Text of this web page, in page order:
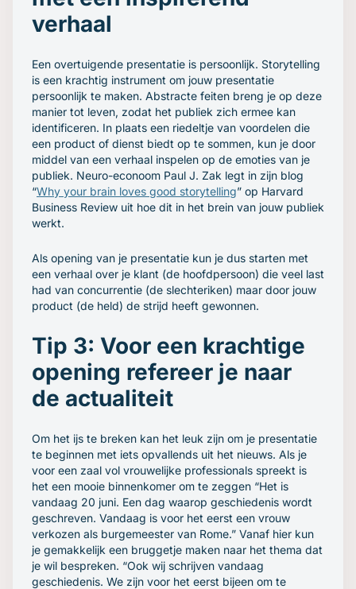
verhaal
Een overtuigende presentatie is persoonlijk. Storytelling
is een krachtig instrument om jouw presentatie
persoonlijk te maken. Abstracte feiten breng je op deze
manier tot leven, zodat het publiek zich ermee kan
identificeren. In plaats een riedeltje van voordelen die
een product of dienst biedt op te sommen, kun je door
middel van een verhaal inspelen op de emoties van je
publiek. Neuro-econoom Paul J. Zak legt in zijn blog
“Why your brain loves good storytelling” op Harvard
Business Review uit hoe dit in het brein van jouw publiek
werkt.
Als opening van je presentatie kun je dus starten met
een verhaal over je klant (de hoofdpersoon) die veel last
had van concurrentie (de slechteriken) maar door jouw
product (de held) de strijd heeft gewonnen.
Tip 3: Voor een krachtige
opening refereer je naar
de actualiteit
Om het ijs te breken kan het leuk zijn om je presentatie
te beginnen met iets opvallends uit het nieuws. Als je
voor een zaal vol vrouwelijke professionals spreekt is
het een mooie binnenkomer om te zeggen “Het is
vandaag 20 juni. Een dag waarop geschiedenis wordt
geschreven. Vandaag is voor het eerst een vrouw
verkozen als burgemeester van Rome.” Vanaf hier kun
je gemakkelijk een bruggetje maken naar het thema dat
je wil bespreken. “Ook wij schrijven vandaag
geschiedenis. We zijn voor het eerst bijeen om te